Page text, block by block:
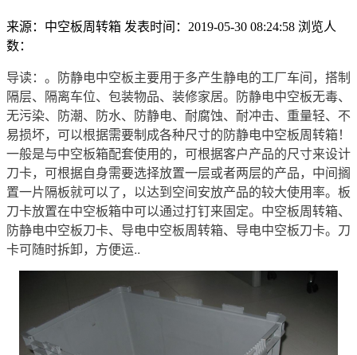
来源：中空板周转箱 发表时间：2019-05-30 08:24:58 浏览人
数：
导读：。防静电中空板主要用于多产生静电的工厂车间，搭制
隔层、隔离车位、包装物品、装修家居。防静电中空板无毒、
无污染、防潮、防水、防静电、耐腐蚀、耐冲击、重量轻、不
易损坏，可以根据需要制成各种尺寸的防静电中空板周转箱！
一般是与中空板箱配套使用的，可根据客户产品的尺寸来设计
刀卡，可根据自身需要选择放置一层或者两层的产品，中间搁
置一片隔板就可以了，以达到空间安放产品的较大使用率。板
刀卡放置在中空板箱中可以通过打钉来固定。中空板周转箱、
防静电中空板刀卡、导电中空板周转箱、导电中空板刀卡。刀
卡可随时拆卸，方便运..